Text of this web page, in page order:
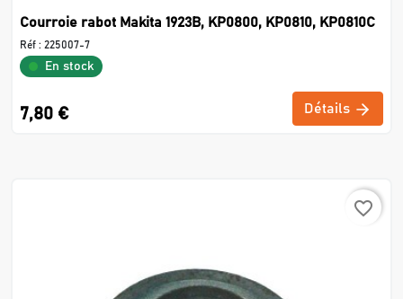
Courroie rabot Makita 1923B, KP0800, KP0810, KP0810C
Réf : 225007-7
En stock
7,80 € Détails
favorite_border